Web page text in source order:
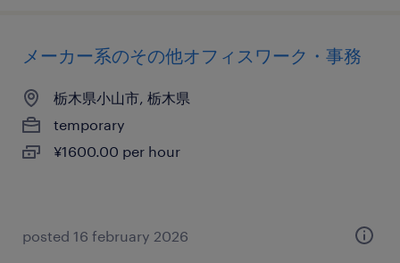
メーカー系のその他オフィスワーク・事務
栃木県小山市, 栃木県
temporary
¥1600.00 per hour
posted 16 february 2026